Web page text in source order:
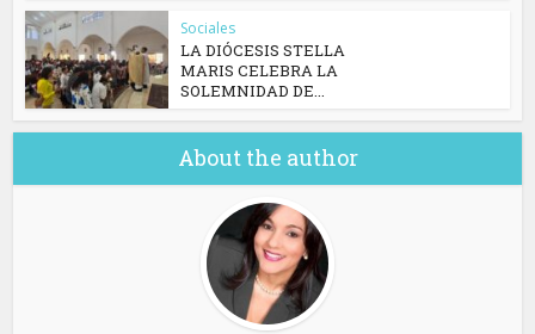
Sociales
​LA DIÓCESIS STELLA
MARIS CELEBRA LA
SOLEMNIDAD DE...
About the author